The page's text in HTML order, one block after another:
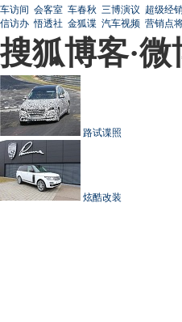
车访间 会客室 车春秋 三博演议 超级经
信访办 悟透社 金狐谍 汽车视频 营销点
搜狐博客·微
路试谍照
炫酷改装